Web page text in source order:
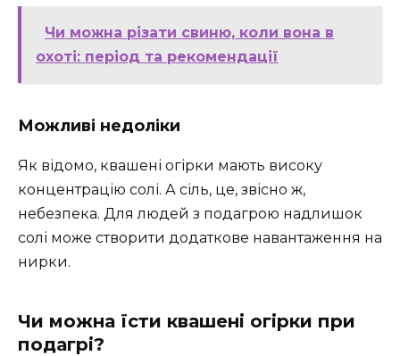
Чи можна різати свиню, коли вона в
охоті: період та рекомендації
Можливі недоліки
Як відомо, квашені огірки мають високу
концентрацію солі. А сіль, це, звісно ж,
небезпека. Для людей з подагрою надлишок
солі може створити додаткове навантаження на
нирки.
Чи можна їсти квашені огірки при
подагрі?